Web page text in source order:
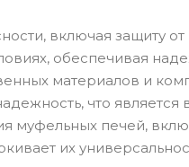
включая защиту
обеспечивая
материалов и
что
муфельных печей,
их